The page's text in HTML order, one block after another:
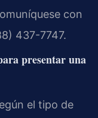
con
437-7747.
presentar una
el tipo de